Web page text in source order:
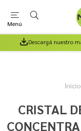
Menú
Descargá nuestro
Inicio
CRISTAL